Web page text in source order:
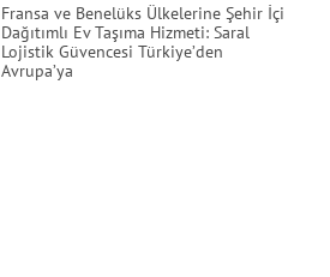
Fransa ve Benelüks Ülkelerine Şehir İçi
Dağıtımlı Ev Taşıma Hizmeti: Saral
Lojistik Güvencesi Türkiye’den
Avrupa’ya